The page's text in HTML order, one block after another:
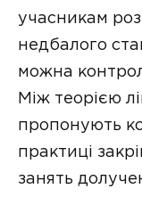
учасникам
недбалого
можна
Між теорією
пропонують
практиці
занять